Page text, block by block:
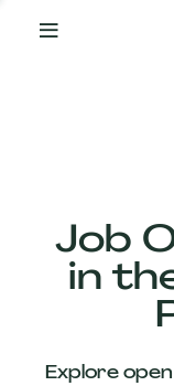
Your
Job
in
Explore
Our